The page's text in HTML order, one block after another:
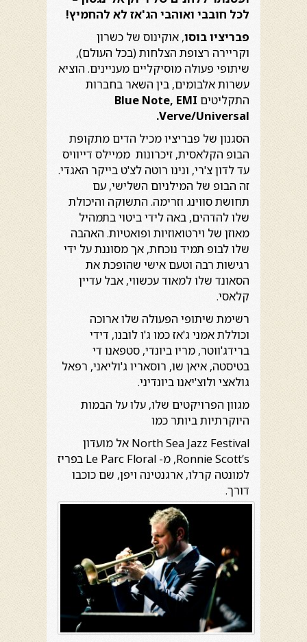
לכל חובבי ואוהבי הג'אז לא להחמיץ!
פבריציו בוסו, אוקינוס של כשרון
וקריירה רצופת הצלחות (בכל העולם),
שיתופי פעולה מוסיקליים מעניינים. הוציא
עשרות אלבומים, בין השאר בחברות
התקליטים Blue Note, EMI
Verve/Universal
.
הסגנון של פבריציו מכיל הדים מתקופת
הבופ הקלאסית, זיכרונות ממיילס דייוויס
עד לדון צ'רי, ונינו רוטה לצ'ט בייקר האגדי.
זה הבופ של המילניום השלישי, עם
תחושת סווינג וזרימה. התשוקה והיכולת
שלו להדהים, באה לידי ביטוי בתמהיל
מאוזן של וירטואוזיות ופואטיות. האהבה
שלו לבופ תמיד נוכחת, אך מסוננת על ידי
רגישות רבה וטעם אישי שהופכת את
הסאונד שלו למאוד עכשווי, אבל עדיין
קלאסי.
רשימת שיתופי הפעולה שלו ארוכה
וכוללת אמני ג'אז כמו ג'ו לובנו, דידי
ברידג'ווטר, מריו ביונדי, סטפאנו די
בטיסטה, איאן שו, רוסאריו ג'וליאני, רפאל
גולאצי ולוצ'יאנו ביונדיני.
מגוון הפרויקטים שלו, עלו על הבמות
היוקרתיות ביותר כמו
North Sea Jazz Festival אל מועדון
Ronnie Scott’s, מ- Le Parc Floral בפריז
למונטה קרלו, ארגנטינה ויפן, שם כוכבו
דורך.